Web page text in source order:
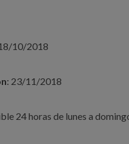
10/2018
: 23/11/2018
24 horas de lunes a